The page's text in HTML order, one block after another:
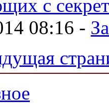
с
08:16 -